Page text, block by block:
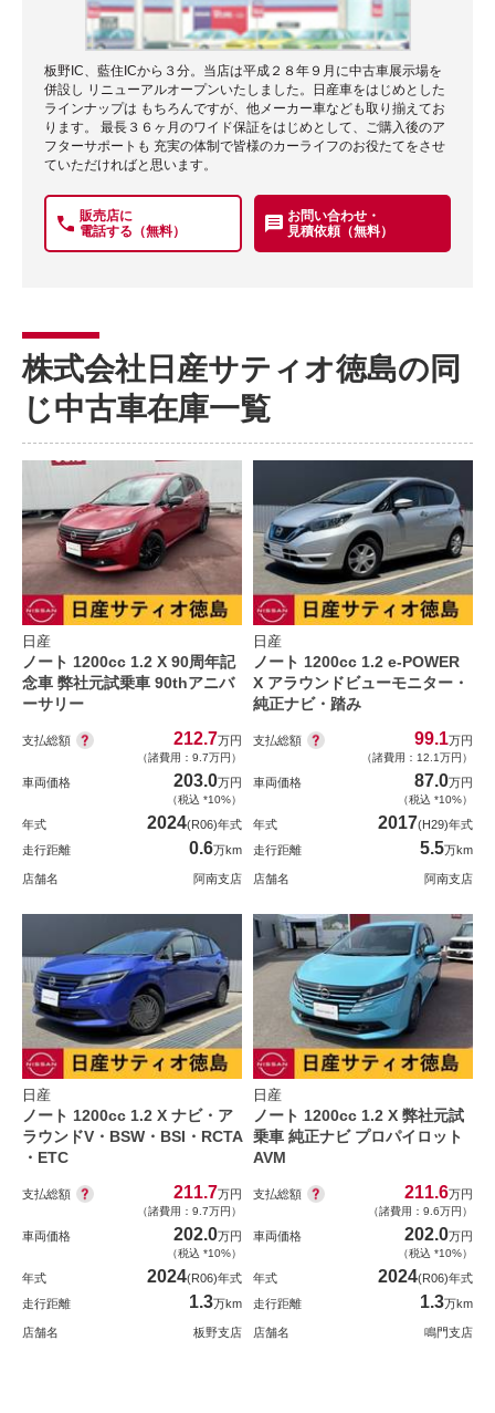
板野IC、藍住ICから３分。当店は平成２８年９月に中古車展示場を
併設し リニューアルオープンいたしました。日産車をはじめとした
ラインナップは もちろんですが、他メーカー車なども取り揃えてお
ります。 最長３６ヶ月のワイド保証をはじめとして、ご購入後のア
フターサポートも 充実の体制で皆様のカーライフのお役たてをさせ
ていただければと思います。
販売店に
電話する（無料）
お問い合わせ・
見積依頼（無料）
株式会社日産サティオ徳島の同
じ中古車在庫一覧
日産
ノート 1200cc 1.2 X 90周年記
念車 弊社元試乗車 90thアニバ
ーサリー
支払総額 212.7万円
（諸費用：9.7万円）
車両価格 203.0万円
（税込 *10%）
年式 2024(R06)年式
走行距離
0.6万km
店舗名 阿南支店
日産
ノート 1200cc 1.2 e-POWER
X アラウンドビューモニター・
純正ナビ・踏み
支払総額 99.1万円
（諸費用：12.1万円）
車両価格 87.0万円
（税込 *10%）
年式 2017(H29)年式
走行距離
5.5万km
店舗名 阿南支店
日産
ノート 1200cc 1.2 X ナビ・ア
ラウンドV・BSW・BSI・RCTA
・ETC
支払総額 211.7万円
（諸費用：9.7万円）
車両価格 202.0万円
（税込 *10%）
年式 2024(R06)年式
走行距離
1.3万km
店舗名 板野支店
日産
ノート 1200cc 1.2 X 弊社元試
乗車 純正ナビ プロパイロット
AVM
支払総額 211.6万円
（諸費用：9.6万円）
車両価格 202.0万円
（税込 *10%）
年式 2024(R06)年式
走行距離
1.3万km
店舗名 鳴門支店